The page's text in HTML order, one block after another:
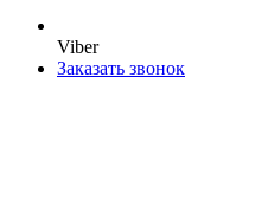
Viber
Заказать звонок